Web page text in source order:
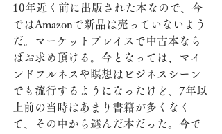
10年近く前に出版された本なので、今
ではAmazonで新品は売っていないよう
だ。マーケットプレイスで中古本なら
ばお求め頂ける。今となっては、マイ
ンドフルネスや瞑想はビジネスシーン
でも流行するようになったけど、7年以
上前の当時はあまり書籍が多くなく
て、その中から選んだ本だった。今で